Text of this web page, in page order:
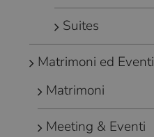
Suites
Matrimoni ed Eventi
Matrimoni
Meeting & Eventi